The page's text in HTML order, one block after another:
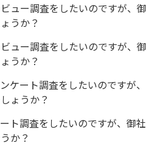
ュー調査をしたいのですが、御
うか？
ュー調査をしたいのですが、御
うか？
ケート調査をしたいのですが、
ょうか？
ト調査をしたいのですが、御社
か？